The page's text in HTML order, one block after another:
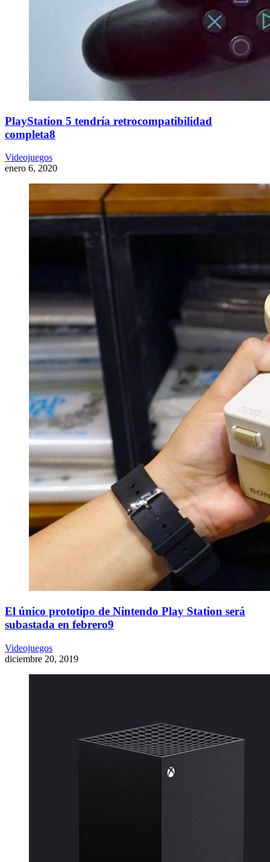
PlayStation 5 tendría retrocompatibilidad
completa8
Videojuegos
enero 6, 2020
El único prototipo de Nintendo Play Station será
subastada en febrero9
Videojuegos
diciembre 20, 2019